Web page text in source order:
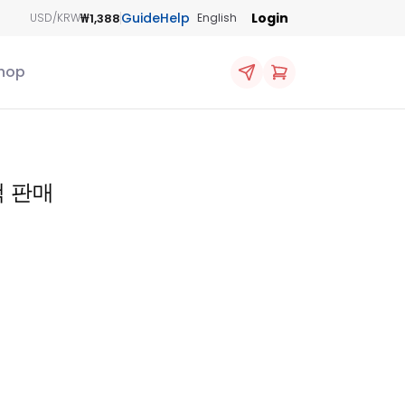
USD/KRW₩1,388GuideHelp English Login
판매